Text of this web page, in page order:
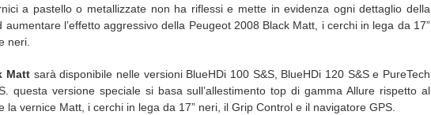
a pastello o metallizzate non ha riflessi e mette in evidenza ogni dettaglio della
aumentare l’effetto aggressivo della Peugeot 2008 Black Matt, i cerchi in lega da 17”
neri.
Matt sarà disponibile nelle versioni BlueHDi 100 S&S, BlueHDi 120 S&S e PureTech
questa versione speciale si basa sull’allestimento top di gamma Allure rispetto al
la vernice Matt, i cerchi in lega da 17” neri, il Grip Control e il navigatore GPS.